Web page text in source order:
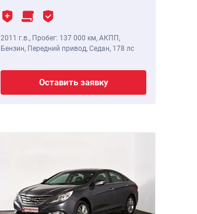
2011 г.в., Пробег: 137 000 км, АКПП,
Бензин, Передний привод, Седан, 178 лс
Оставить заявку